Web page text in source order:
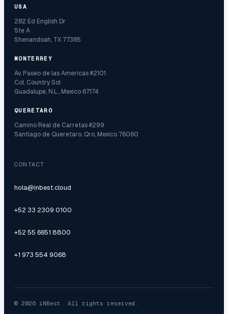
USA
282 Ed English Dr
Ste A
Shenandoah, TX 77385
MONTERREY
Av. Paseo de las Americas #2101
Col. Country Sol
Guadalupe, N.L., Mexico 67174
QUERETARO
Camino Real de Carretas #299
Santiago de Queretaro, Qro, Mexico 76060
CONTACT
hola@inbest.cloud
+52 33 2309 0100
+52 55 6651 8800
+1 973 554 9068
© 2026 iNBest. All rights reserved.